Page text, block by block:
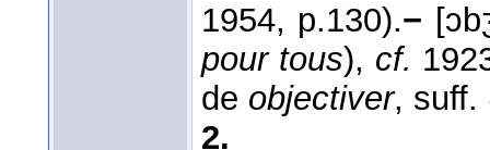
1954, p.130).−
pour tous), cf.
de objectiver, suff.
2.